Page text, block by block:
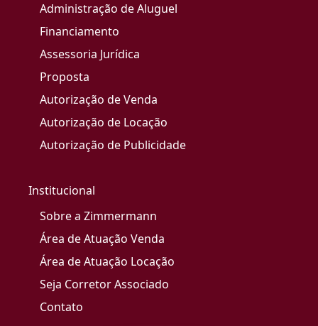
Administração de Aluguel
Financiamento
Assessoria Jurídica
Proposta
Autorização de Venda
Autorização de Locação
Autorização de Publicidade
Institucional
Sobre a Zimmermann
Área de Atuação Venda
Área de Atuação Locação
Seja Corretor Associado
Contato